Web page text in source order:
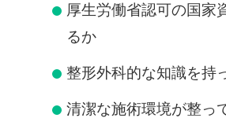
厚生労働省認可の国家
るか
整形外科的な知識を持
清潔な施術環境が整っ